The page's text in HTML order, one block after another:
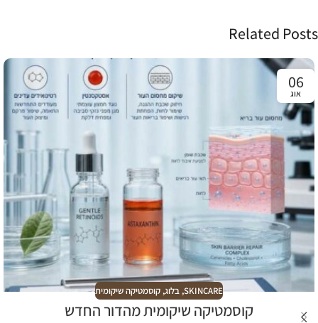
Related Posts
06
אוג
SKINCARE
, בלוג, קוסמטיקה שיקומית
קוסמטיקה שיקומית מהדור החדש